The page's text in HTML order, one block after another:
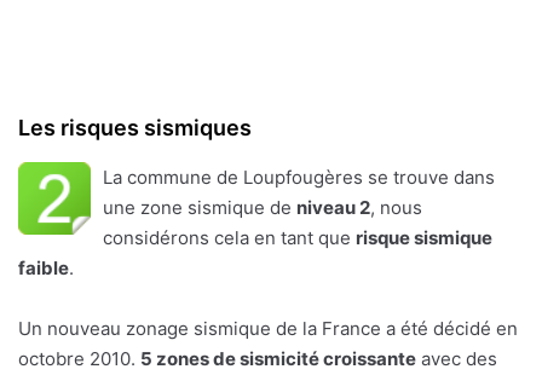
Les risques sismiques
La commune de Loupfougères se trouve dans
une zone sismique de niveau 2, nous
considérons cela en tant que risque sismique
faible.
Un nouveau zonage sismique de la France a été décidé en
octobre 2010. 5 zones de sismicité croissante avec des